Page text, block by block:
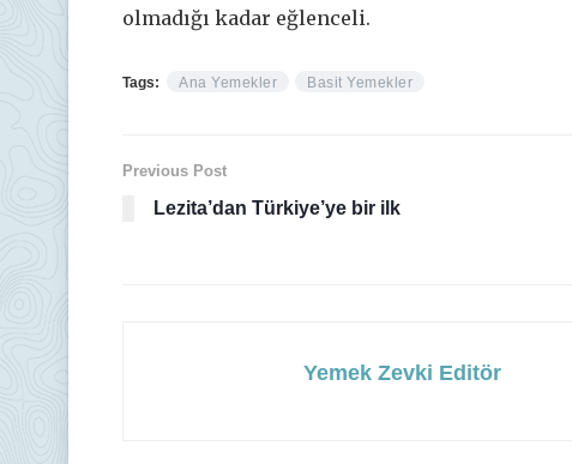
olmadığı kadar eğlenceli.
Tags: Ana Yemekler Basit Yemekler
Previous Post
Lezita’dan Türkiye’ye bir ilk
Yemek Zevki Editör